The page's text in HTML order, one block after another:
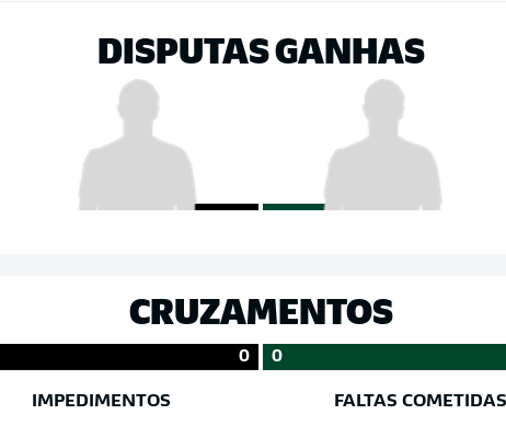
DISPUTAS GANHAS
CRUZAMENTOS
0 0
IMPEDIMENTOS FALTAS COMETIDAS